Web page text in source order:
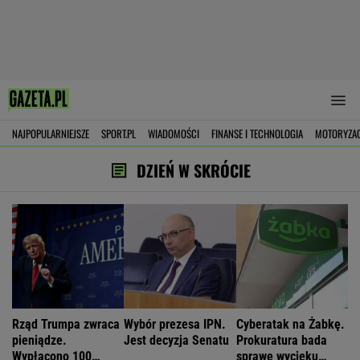
NAJPOPULARNIEJSZE SPORT.PL WIADOMOŚCI FINANSE I TECHNOLOGIA
DZIEŃ W SKRÓCIE
Rząd Trumpa zwraca
pieniądze.
Wypłacono 100
Wybór prezesa IPN.
Jest decyzja Senatu
Cyberatak na Żabkę.
Prokuratura bada
sprawę wycieku